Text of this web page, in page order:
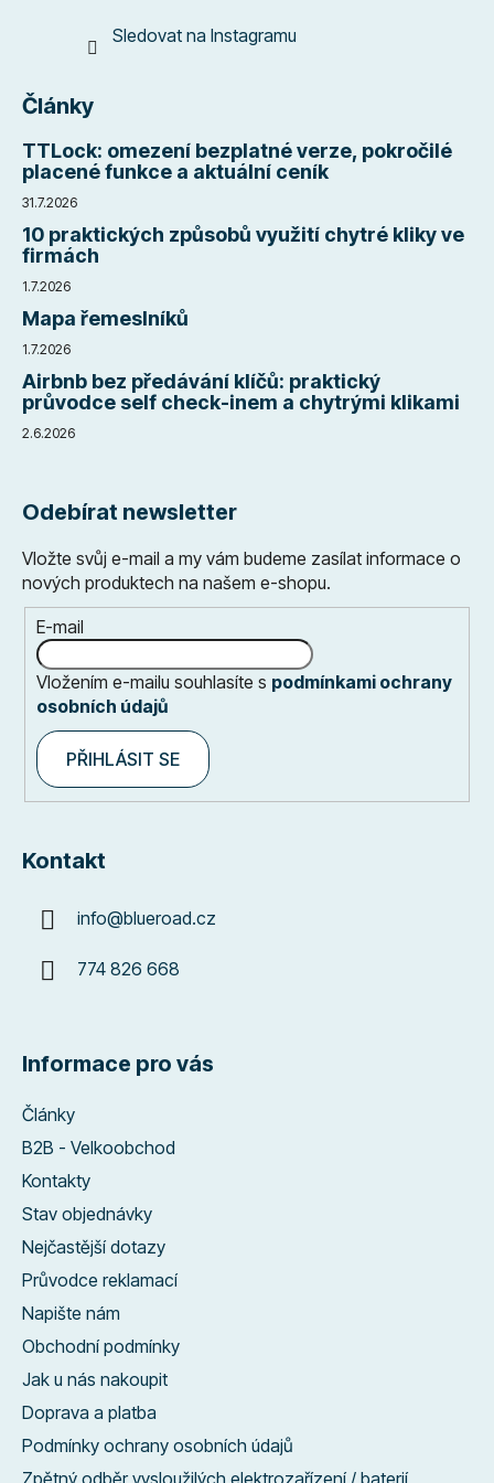
Sledovat na Instagramu
Články
TTLock: omezení bezplatné verze, pokročilé
placené funkce a aktuální ceník
31.7.2026
10 praktických způsobů využití chytré kliky ve
firmách
1.7.2026
Mapa řemeslníků
1.7.2026
Airbnb bez předávání klíčů: praktický
průvodce self check-inem a chytrými klikami
2.6.2026
Odebírat newsletter
Vložte svůj e-mail a my vám budeme zasílat informace o
nových produktech na našem e-shopu.
E-mail
Vložením e-mailu souhlasíte s podmínkami ochrany
osobních údajů
PŘIHLÁSIT SE
Kontakt
info@blueroad.cz
774 826 668
Informace pro vás
Články
B2B - Velkoobchod
Kontakty
Stav objednávky
Nejčastější dotazy
Průvodce reklamací
Napište nám
Obchodní podmínky
Jak u nás nakoupit
Doprava a platba
Podmínky ochrany osobních údajů
Zpětný odběr vysloužilých elektrozařízení / baterií